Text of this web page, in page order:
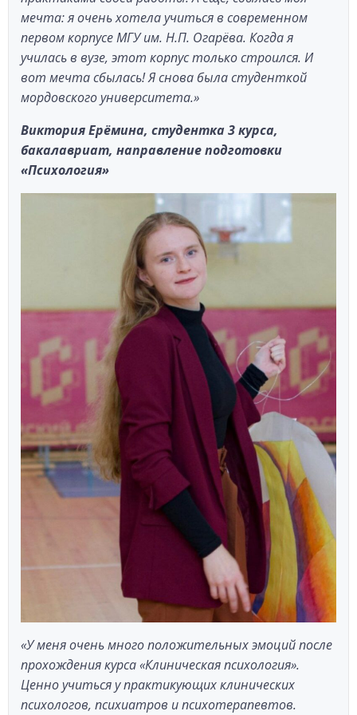
мечта: я очень хотела учиться в современном
первом корпусе МГУ им. Н.П. Огарёва. Когда я
училась в вузе, этот корпус только строился. И
вот мечта сбылась! Я снова была студенткой
мордовского университета.»
Виктория Ерёмина, студентка 3 курса,
бакалавриат, направление подготовки
«Психология»
«У меня очень много положительных эмоций после
прохождения курса «Клиническая психология».
Ценно учиться у практикующих клинических
психологов, психиатров и психотерапевтов.